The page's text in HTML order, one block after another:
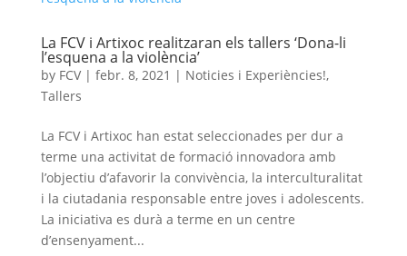
La FCV i Artixoc realitzaran els tallers ‘Dona-li
l’esquena a la violència’
by FCV| febr. 8, 2021 | Noticies i Experiències!,
Tallers
La FCV i Artixoc han estat seleccionades per dur a
terme una activitat de formació innovadora amb
l’objectiu d’afavorir la convivència, la interculturalitat
i la ciutadania responsable entre joves i adolescents.
La iniciativa es durà a terme en un centre
d’ensenyament...